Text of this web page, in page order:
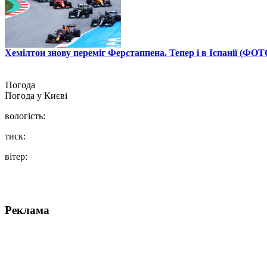
Хемілтон знову переміг Ферстаппена. Тепер і в Іспанії
Погода
Погода у Києві
вологість:
тиск:
вітер:
Реклама